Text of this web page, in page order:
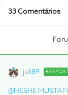
33 Comentários
juli89
@NESHE